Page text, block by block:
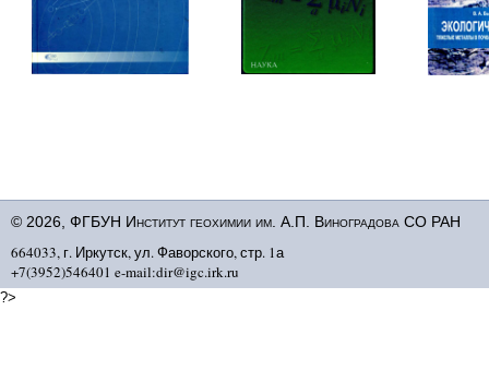
© 2026, ФГБУН Институт геохимии им. А.П. Виноградова СО РАН
664033, г. Иркутск, ул. Фаворского, стр. 1а
+7(3952)546401 e-mail:dir@igc.irk.ru
?>